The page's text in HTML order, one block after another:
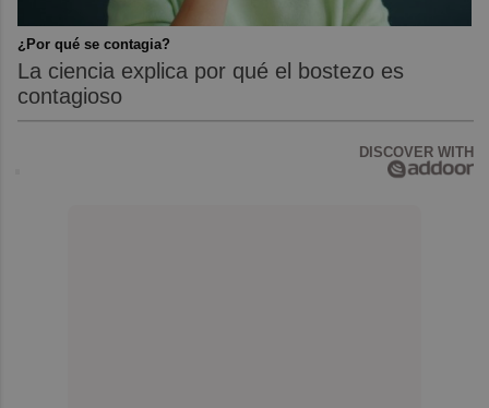
¿Por qué se contagia?
La ciencia explica por qué el bostezo es
contagioso
DISCOVER WITH